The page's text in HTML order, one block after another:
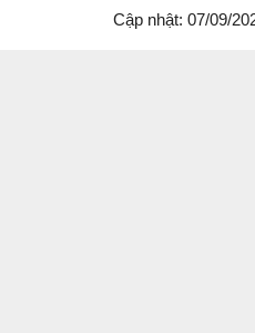
Cập nhật: 07/09/